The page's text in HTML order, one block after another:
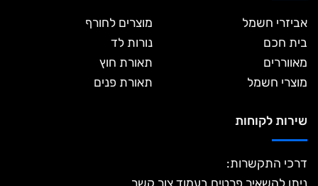
אביזרי חשמל
בית חכם
מאווררים
מוצרי חשמל
מוצרים לחורף
נורות לד
תאורת חוץ
תאורת פנים
שירות לקוחות
דרכי התקשרות: